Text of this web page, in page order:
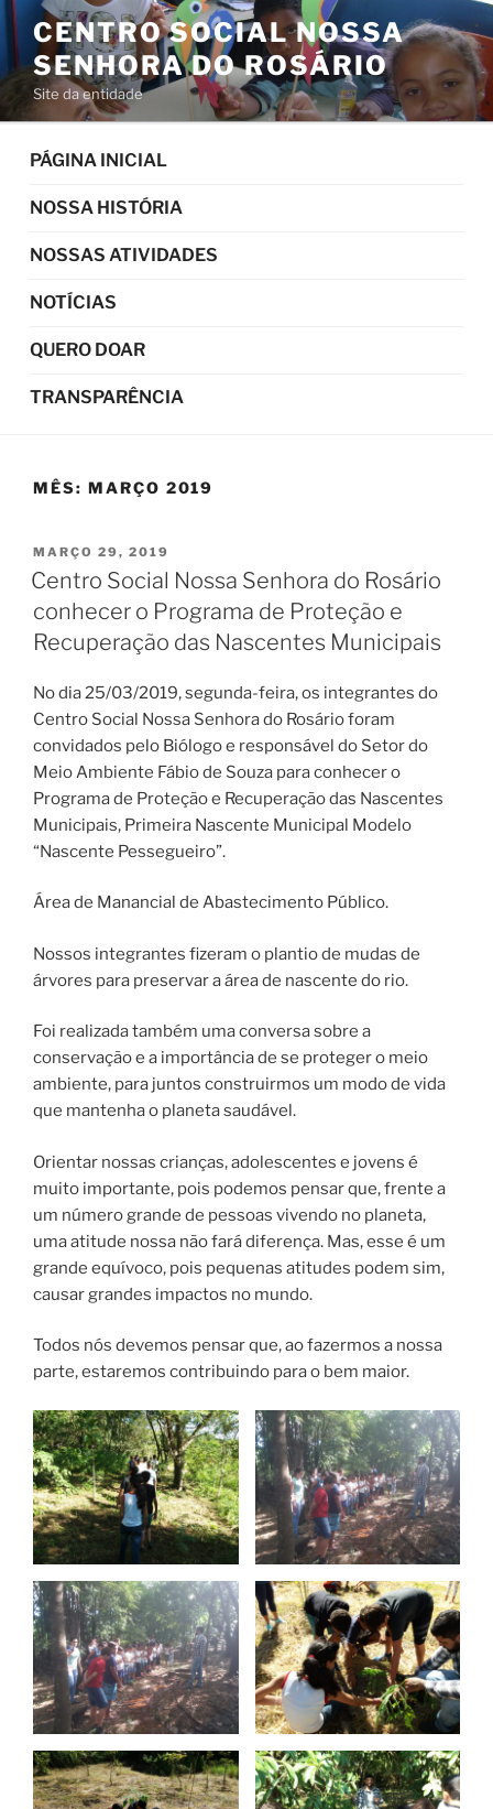
Pular
para
conteúdo
CENTRO SOCIAL NOSSA
SENHORA DO ROSÁRIO
Site da entidade
PÁGINA INICIAL
NOSSA HISTÓRIA
NOSSAS ATIVIDADES
NOTÍCIAS
QUERO DOAR
TRANSPARÊNCIA
MÊS: MARÇO 2019
PUBLICADO
EM
MARÇO 29, 2019
Centro Social Nossa Senhora do Rosário
conhecer o Programa de Proteção e
Recuperação das Nascentes Municipais
No dia 25/03/2019, segunda-feira, os integrantes do
Centro Social Nossa Senhora do Rosário foram
convidados pelo Biólogo e responsável do Setor do
Meio Ambiente Fábio de Souza para conhecer o
Programa de Proteção e Recuperação das Nascentes
Municipais, Primeira Nascente Municipal Modelo
“Nascente Pessegueiro”.
Área de Manancial de Abastecimento Público.
Nossos integrantes fizeram o plantio de mudas de
árvores para preservar a área de nascente do rio.
Foi realizada também uma conversa sobre a
conservação e a importância de se proteger o meio
ambiente, para juntos construirmos um modo de vida
que mantenha o planeta saudável.
Orientar nossas crianças, adolescentes e jovens é
muito importante, pois podemos pensar que, frente a
um número grande de pessoas vivendo no planeta,
uma atitude nossa não fará diferença. Mas, esse é um
grande equívoco, pois pequenas atitudes podem sim,
causar grandes impactos no mundo.
Todos nós devemos pensar que, ao fazermos a nossa
parte, estaremos contribuindo para o bem maior.